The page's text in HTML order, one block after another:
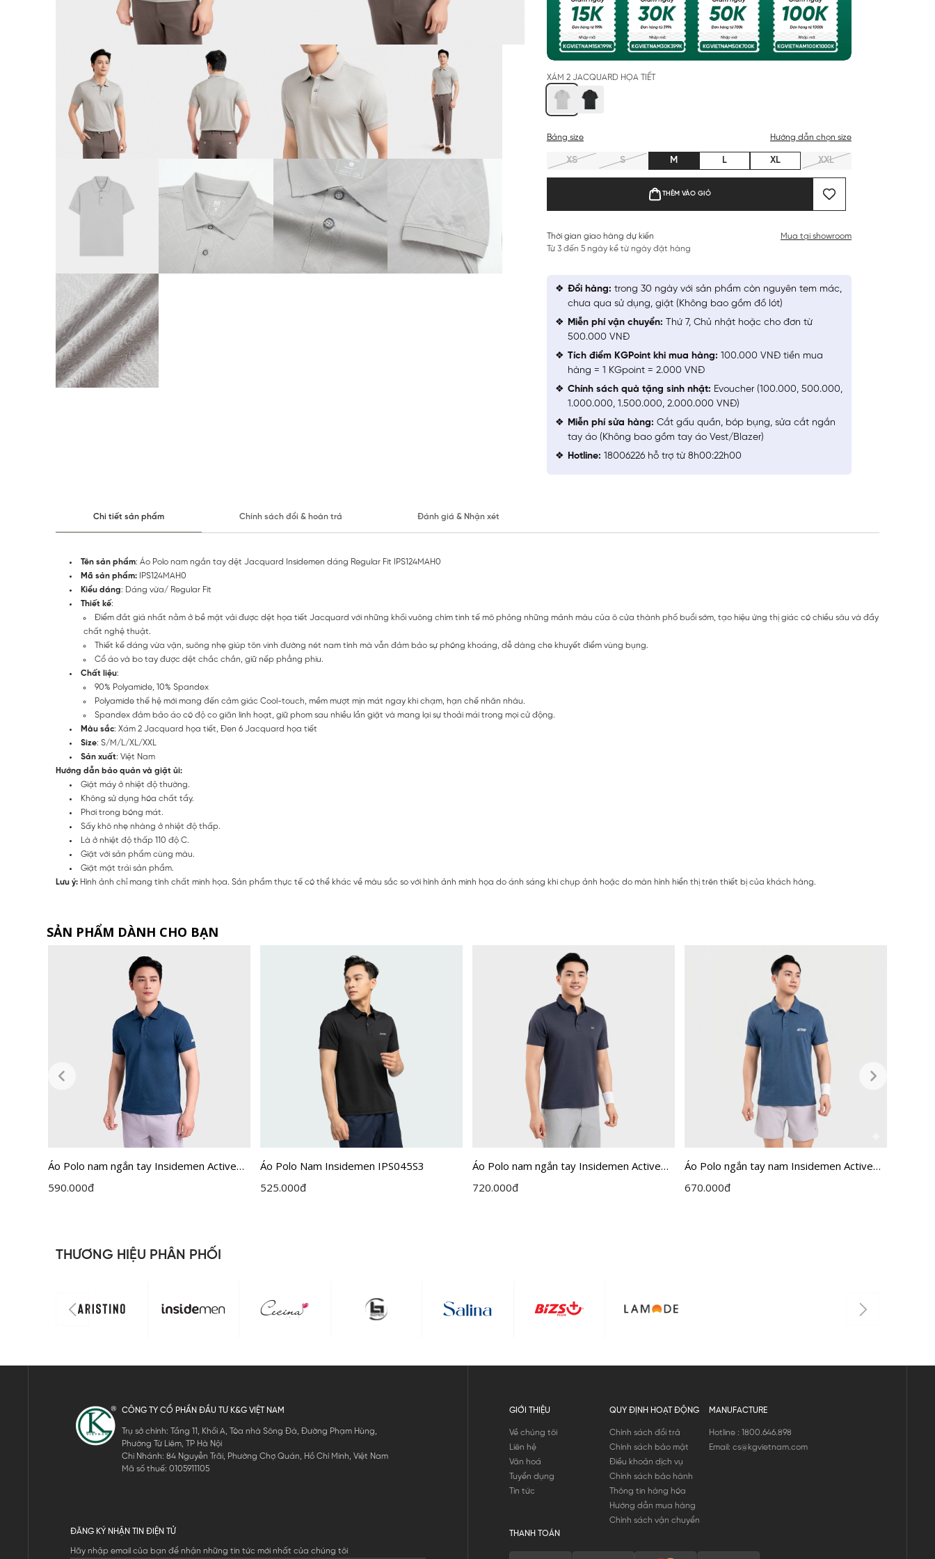
XÁM 2 JACQUARD HỌA TIẾT
Bảng size Hướng dẫn chọn size
XS S M L XL XXL
THÊM VÀO GIỎ
Thời gian giao hàng dự kiến
Từ 3 đến 5 ngày kể từ ngày đặt hàng
Mua tại showroom
Đổi hàng: trong 30 ngày với sản phẩm còn nguyên tem mác,
chưa qua sử dụng, giặt (Không bao gồm đồ lót)
Miễn phí vận chuyển: Thứ 7, Chủ nhật hoặc cho đơn từ
500.000 VNĐ
Tích điểm KGPoint khi mua hàng: 100.000 VNĐ tiền mua
hàng = 1 KGpoint = 2.000 VNĐ
Chính sách quà tặng sinh nhật: Evoucher (100.000, 500.000,
1.000.000, 1.500.000, 2.000.000 VNĐ)
Miễn phí sửa hàng: Cắt gấu quần, bóp bụng, sửa cắt ngắn
tay áo (Không bao gồm tay áo Vest/Blazer)
Hotline: 18006226 hỗ trợ từ 8h00:22h00
Chi tiết sản phẩm Chính sách đổi & hoàn trả Đánh giá & Nhận xét
Tên sản phẩm: Áo Polo nam ngắn tay dệt Jacquard Insidemen dáng Regular Fit IPS124MAH0
Mã sản phẩm: IPS124MAH0
Kiểu dáng: Dáng vừa/ Regular Fit
Thiết kế:
Điểm đắt giá nhất nằm ở bề mặt vải được dệt họa tiết Jacquard với những khối vuông chìm tinh tế mô phỏng những mảnh màu của ô cửa thành phố buổi sớm, tạo hiệu ứng thị giác có chiều sâu và đầy
chất nghệ thuật.
Thiết kế dáng vừa vặn, suông nhẹ giúp tôn vinh đường nét nam tính mà vẫn đảm bảo sự phóng khoáng, dễ dàng che khuyết điểm vùng bụng.
Cổ áo và bo tay được dệt chắc chắn, giữ nếp phẳng phiu.
Chất liệu:
90% Polyamide, 10% Spandex
Polyamide thế hệ mới mang đến cảm giác Cool-touch, mềm mượt mịn mát ngay khi chạm, hạn chế nhăn nhàu.
Spandex đảm bảo áo có độ co giãn linh hoạt, giữ phom sau nhiều lần giặt và mang lại sự thoải mái trong mọi cử động.
Màu sắc: Xám 2 Jacquard họa tiết, Đen 6 Jacquard họa tiết
Size: S/M/L/XL/XXL
Sản xuất: Việt Nam
Hướng dẫn bảo quản và giặt ủi:
Giặt máy ở nhiệt độ thường.
Không sử dụng hóa chất tẩy.
Phơi trong bóng mát.
Sấy khô nhẹ nhàng ở nhiệt độ thấp.
Là ở nhiệt độ thấp 110 độ C.
Giặt với sản phẩm cùng màu.
Giặt mặt trái sản phẩm.
Lưu ý: Hình ảnh chỉ mang tính chất minh họa. Sản phẩm thực tế có thể khác về màu sắc so với hình ảnh minh họa do ánh sáng khi chụp ảnh hoặc do màn hình hiển thị trên thiết bị của khách hàng.
SẢN PHẨM DÀNH CHO BẠN
Áo Polo nam ngắn tay Insidemen Active
dáng Regular IPS114EDP01
590.000đ
Áo Polo Nam Insidemen IPS045S3
525.000đ
Áo Polo nam ngắn tay Insidemen Active
dáng Regular Fit IPS109EDP01
720.000đ
Áo Polo ngắn tay nam Insidemen Active
dáng Regular Fit IPS115EDP01
670.000đ
THƯƠNG HIỆU PHÂN PHỐI
CÔNG TY CỔ PHẦN ĐẦU TƯ K&G VIỆT NAM
Trụ sở chính: Tầng 11, Khối A, Tòa nhà Sông Đà, Đường Phạm Hùng,
Phường Từ Liêm, TP Hà Nội
Chi Nhánh: 84 Nguyễn Trãi, Phường Chợ Quán, Hồ Chí Minh, Việt Nam
Mã số thuế: 0105911105
ĐĂNG KÝ NHẬN TIN ĐIỆN TỬ
Hãy nhập email của bạn để nhận những tin tức mới nhất của chúng tôi
GIỚI THIỆU
Về chúng tôi
Liên hệ
Văn hoá
Tuyển dụng
Tin tức
QUY ĐỊNH HOẠT ĐỘNG
Chính sách đổi trả
Chính sách bảo mật
Điều khoản dịch vụ
Chính sách bảo hành
Thông tin hàng hóa
Hướng dẫn mua hàng
Chính sách vận chuyển
MANUFACTURE
Hotline : 1800.646.898
Email: cs@kgvietnam.com
THANH TOÁN